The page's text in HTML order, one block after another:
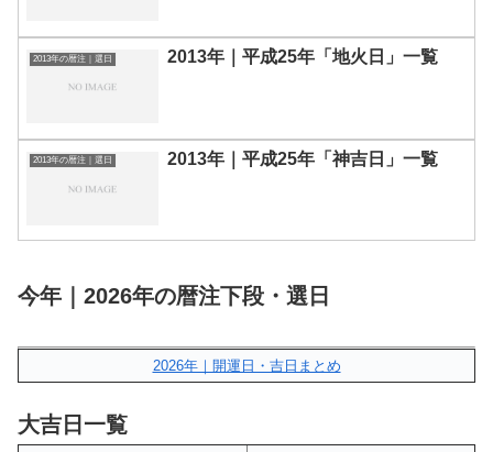
2013年の暦注｜選日 2013年｜平成25年「地火日」一覧
2013年の暦注｜選日 2013年｜平成25年「神吉日」一覧
今年｜2026年の暦注下段・選日
2026年｜開運日・吉日まとめ
大吉日一覧